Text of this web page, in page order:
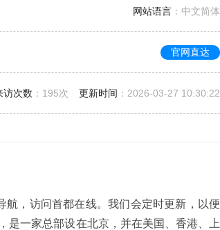
网站语言 ：中文简体
官网直达
访次数 ： 195次 更新时间 ：2026-03-27 10:30:22
，访问首都在线。我们会定时更新，以便
是一家总部设在北京，并在美国、香港、上